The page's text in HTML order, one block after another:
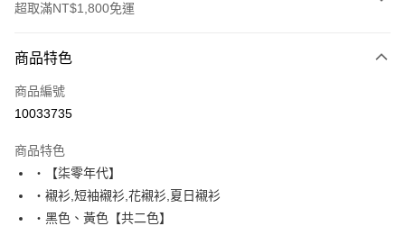
超取滿NT$1,800免運
信用卡一次付款
超商取貨付款
Apple Pay
街口支付
商品特色
商品編號
10033735
商品特色
‧【柒零年代】
‧襯衫,短袖襯衫,花襯衫,夏日襯衫
‧黑色、黃色【共二色】